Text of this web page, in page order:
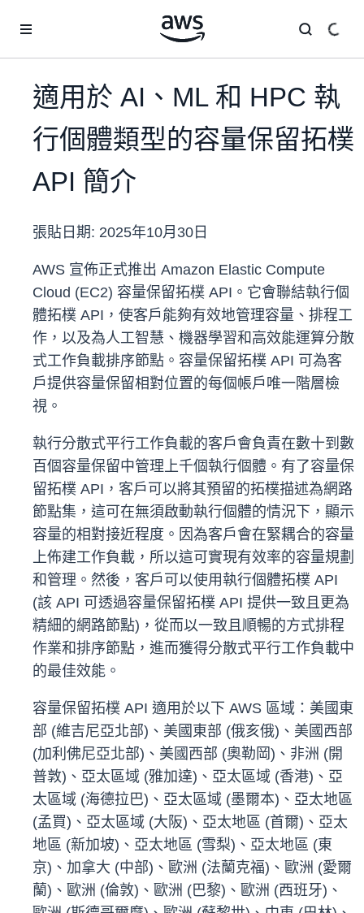
適用於 AI、ML 和 HPC 執
行個體類型的容量保留拓樸
API 簡介
張貼日期: 2025年10月30日
AWS 宣佈正式推出 Amazon Elastic Compute
Cloud (EC2) 容量保留拓樸 API。它會聯結執行個
體拓樸 API，使客戶能夠有效地管理容量、排程工
作，以及為人工智慧、機器學習和高效能運算分散
式工作負載排序節點。容量保留拓樸 API 可為客
戶提供容量保留相對位置的每個帳戶唯一階層檢
視。
執行分散式平行工作負載的客戶會負責在數十到數
百個容量保留中管理上千個執行個體。有了容量保
留拓樸 API，客戶可以將其預留的拓樸描述為網路
節點集，這可在無須啟動執行個體的情況下，顯示
容量的相對接近程度。因為客戶會在緊耦合的容量
上佈建工作負載，所以這可實現有效率的容量規劃
和管理。然後，客戶可以使用執行個體拓樸 API
(該 API 可透過容量保留拓樸 API 提供一致且更為
精細的網路節點)，從而以一致且順暢的方式排程
作業和排序節點，進而獲得分散式平行工作負載中
的最佳效能。
容量保留拓樸 API 適用於以下 AWS 區域：美國東
部 (維吉尼亞北部)、美國東部 (俄亥俄)、美國西部
(加利佛尼亞北部)、美國西部 (奧勒岡)、非洲 (開
普敦)、亞太區域 (雅加達)、亞太區域 (香港)、亞
太區域 (海德拉巴)、亞太區域 (墨爾本)、亞太地區
(孟買)、亞太區域 (大阪)、亞太地區 (首爾)、亞太
地區 (新加坡)、亞太地區 (雪梨)、亞太地區 (東
京)、加拿大 (中部)、歐洲 (法蘭克福)、歐洲 (愛爾
蘭)、歐洲 (倫敦)、歐洲 (巴黎)、歐洲 (西班牙)、